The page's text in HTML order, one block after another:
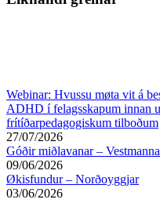
Webinar: Hvussu møta vit á
ADHD í felagsskapum innan
frítíðarpedagogiskum tilboðum
27/07/2026
Góðir miðlavanar –
09/06/2026
Økisfundur – Norðoyggjar
03/06/2026